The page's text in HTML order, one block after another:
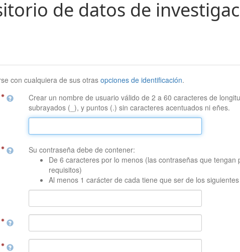
de datos de
con cualquiera de sus otrasopciones de identificación.
Crear un nombre de usuario válido de 2 a 60 caracteres de
subrayados (_), y puntos (.) sin caracteres acentuados ni eñes.
Su contraseña debe de contener:
De 6 caracteres por lo menos (las contraseñas que
requisitos)
Al menos 1 carácter de cada tiene que ser de los